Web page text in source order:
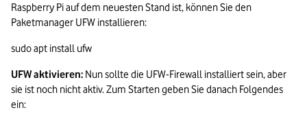
Raspberry Pi auf dem neuesten Stand ist, können Sie den
Paketmanager UFW installieren:
sudo apt install ufw
UFW aktivieren: Nun sollte die UFW-Firewall installiert sein, aber
sie ist noch nicht aktiv. Zum Starten geben Sie danach Folgendes
ein: